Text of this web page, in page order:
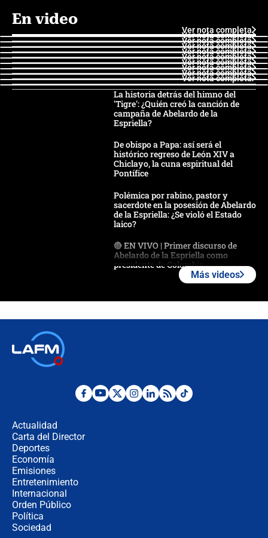
En video
Ver nota completa
Ver nota completa
Ver nota completa
Ver nota completa
Ver nota completa
Ver nota completa
Ver nota completa
Ver nota completa
Ver nota completa
Ver nota completa
La historia detrás del himno del
'Tigre': ¿Quién creó la canción de
campaña de Abelardo de la
Espriella?
De obispo a Papa: así será el
histórico regreso de León XIV a
Chiclayo, la cuna espiritual del
Pontífice
Polémica por rabino, pastor y
sacerdote en la posesión de Abelardo
de la Espriella: ¿Se violó el Estado
laico?
🔴 EN VIVO | Primer discurso de
Abelardo de la Espriella como
presidente de Colombia
Desde dermatitis hasta infecciones:
Más videos
Actualidad
Carta del Director
Deportes
Economía
Emisiones
Entretenimiento
Internacional
Orden Público
Política
Sociedad